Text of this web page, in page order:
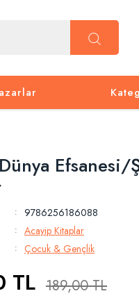
:
9786256186088
:
Acayip Kitaplar
: Çocuk & Gençlik
TL 189,00 TL